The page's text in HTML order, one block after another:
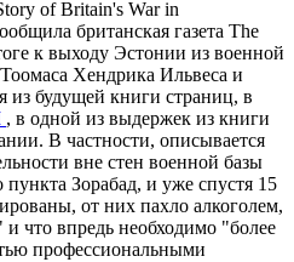
of Britain's War in
британская газета The
к выходу Эстонии из военной
Хендрика Ильвеса и
будущей книги страниц, в
, в одной из выдержек из книги
В частности, описывается
вне стен военной базы
Зорабад, и уже спустя 15
от них пахло алкоголем,
что впредь необходимо "более
профессиональными